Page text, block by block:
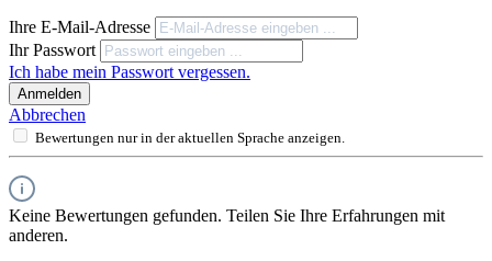
Ihre E-Mail-Adresse
Ihr Passwort
Ich habe mein Passwort vergessen.
Anmelden
Abbrechen
Bewertungen nur in der aktuellen Sprache anzeigen.
Keine Bewertungen gefunden. Teilen Sie Ihre Erfahrungen mit
anderen.